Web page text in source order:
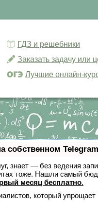
ГДЗ и решебники
Заказать задачу или
Лучшие онлайн-
собственном
знает — без ведения
тоже. Нашли самый
месяц бесплатно.
который упрощает